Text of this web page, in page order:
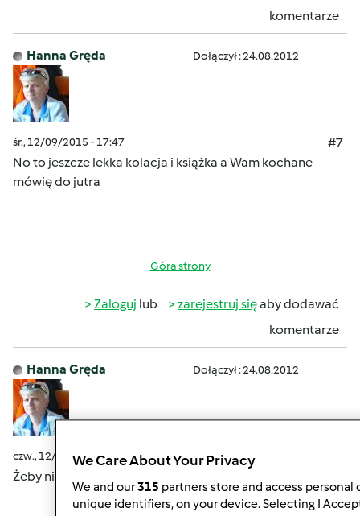
komentarze
Hanna Gręda Dołączył : 24.08.2012
śr., 12/09/2015 - 17:47
#7
No to jeszcze lekka kolacja i książka a Wam kochane
mówię do jutra
Góra strony
Zaloguj lub zarejestruj sięaby dodawać
komentarze
Hanna Gręda Dołączył : 24.08.2012
czw., 12/10/2015 - 04:46
Żeby nie było nudno dziś na powitanie Herbata
We Care About Your Privacy
We and our315 partners store and access personal
unique identifiers, on your device. Selecting I